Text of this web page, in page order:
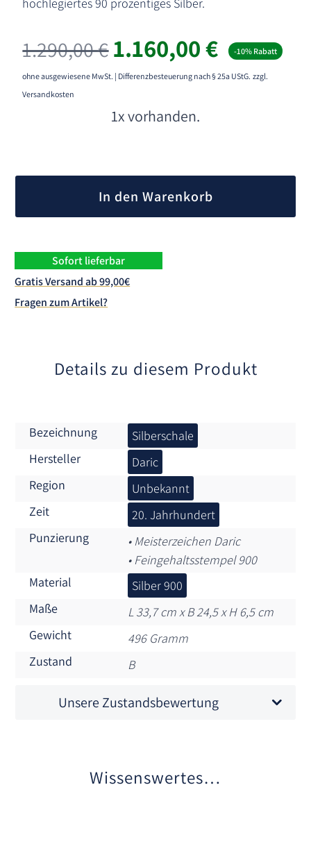
1.290,00€Ursprünglicher
Preis
war:
1.160,00€Aktueller
Preis
ist:
-10% Rabatt
ohne ausgewiesene MwSt. | Differenzbesteuerung nach § 25a UStG. zzgl.
Versandkosten
1x vorhanden.
In den Warenkorb
Sofort lieferbar
Gratis Versand ab 99,00€
Fragen zum Artikel?
Details zu diesem Produkt
Bezeichnung
Silberschale
Hersteller
Daric
Region
Unbekannt
Zeit
20. Jahrhundert
Punzierung
• Meisterzeichen Daric
• Feingehaltsstempel 900
Material
Silber 900
Maße
L 33,7 cm x B 24,5 x H 6,5 cm
Gewicht
496 Gramm
Zustand
B
Unsere Zustandsbewertung
Wissenswertes…